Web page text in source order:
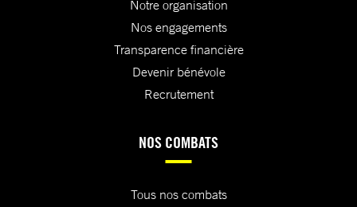
Notre organisation
Nos engagements
Transparence financière
Devenir bénévole
Recrutement
NOS COMBATS
Tous nos combats